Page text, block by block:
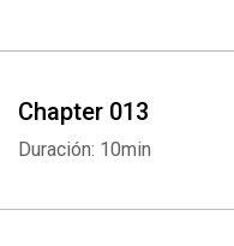
Chapter 013
Duración: 10min